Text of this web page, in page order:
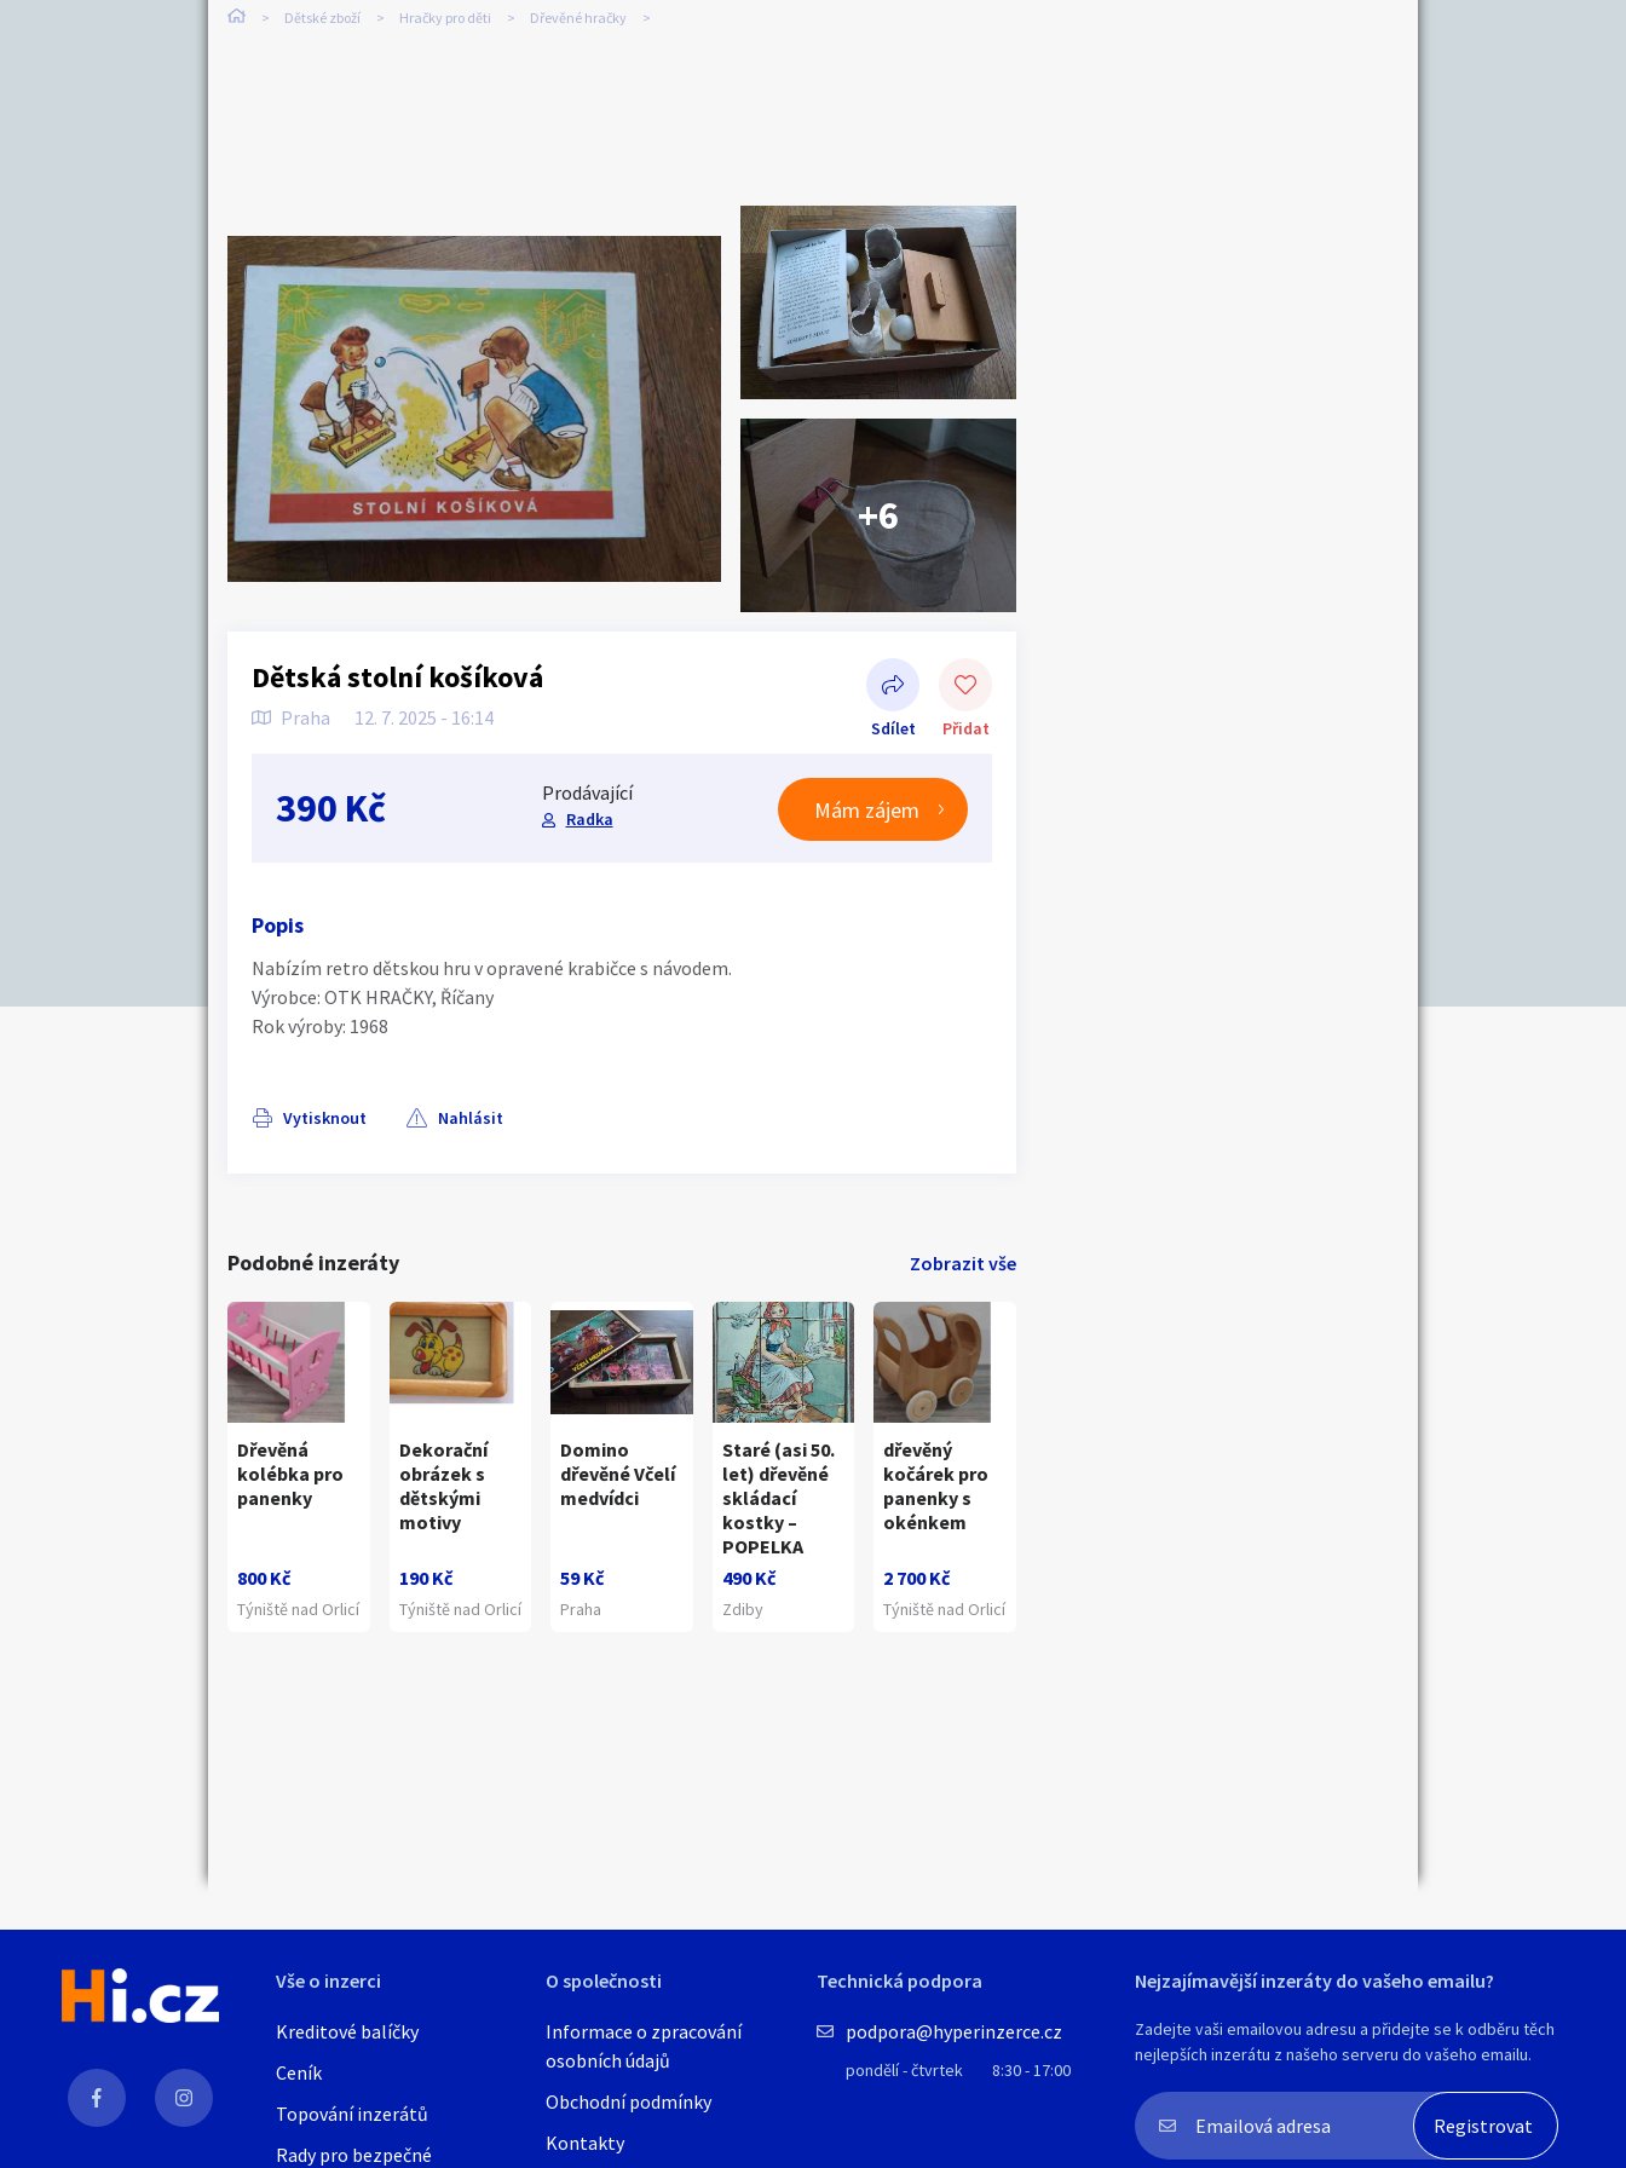
Dětské zboží Hračky pro děti Dřevěné hračky
+6
Dětská stolní košíková
Praha 12. 7. 2025 - 16:14 Sdílet Přidat
Sdílet na Facebooku
390 Kč Prodávající
Radka Mám zájem
Popis
Nabízím retro dětskou hru v opravené krabičce s návodem.
Výrobce: OTK HRAČKY, Říčany
Rok výroby: 1968
Vytisknout Nahlásit
Podobné inzeráty Zobrazit vše
Dřevěná
kolébka pro
panenky
800 Kč
Týniště nad Orlicí
Dekorační
obrázek s
dětskými
motivy
190 Kč
Týniště nad Orlicí
Domino
dřevěné Včelí
medvídci
59 Kč
Praha
Staré (asi 50.
let) dřevěné
skládací
kostky –
POPELKA
490 Kč
Zdiby
dřevěný
kočárek pro
panenky s
okénkem
2 700 Kč
Týniště nad Orlicí
Vše o inzerci
Kreditové balíčky
Ceník
Topování inzerátů
Rady pro bezpečné
O společnosti
Informace o zpracování
osobních údajů
Obchodní podmínky
Kontakty
Technická podpora
podpora@hyperinzerce.cz
pondělí - čtvrtek 8:30 - 17:00
Nejzajímavější inzeráty do vašeho emailu?
Zadejte vaši emailovou adresu a přidejte se k odběru těch
nejlepších inzerátu z našeho serveru do vašeho emailu.